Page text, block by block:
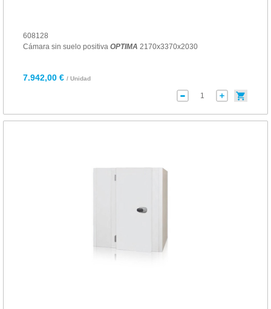
608128
Cámara sin suelo positiva OPTIMA 2170x3370x2030
7.942,00 € / Unidad